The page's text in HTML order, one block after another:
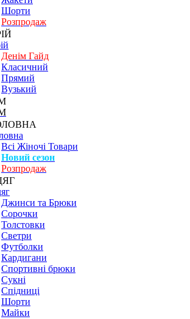
Шорти
Розпродаж
Денім Гайд
Класичний
Прямий
Вузький
Всі Жіночі Товари
Новий сезон
Розпродаж
Джинси та Брюки
Сорочки
Толстовки
Светри
Футболки
Кардигани
Спортивні брюки
Сукні
Спідниці
Шорти
Майки